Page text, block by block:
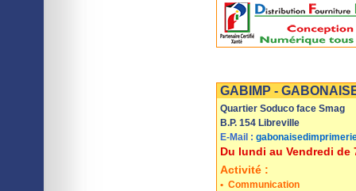
GABIMP -
Quartier Soduco face Smag
B.P. 154 Libreville
E-Mail :
Du lundi au Vendredi de
Activité :
• Communication